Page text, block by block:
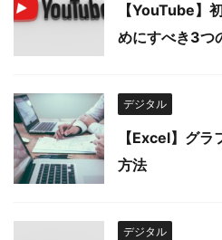
【YouTube】
めにすべき3つ
デジタル
【Excel】グ
方法
デジタル